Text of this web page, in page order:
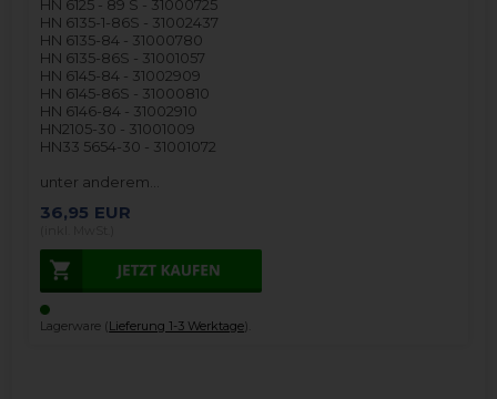
HN 6125 - 89 S - 31000725
HN 6135-1-86S - 31002437
HN 6135-84 - 31000780
HN 6135-86S - 31001057
HN 6145-84 - 31002909
HN 6145-86S - 31000810
HN 6146-84 - 31002910
HN2105-30 - 31001009
HN33 5654-30 - 31001072
unter anderem…
36,95 EUR
Lagerware (Lieferung 1-3 Werktage).